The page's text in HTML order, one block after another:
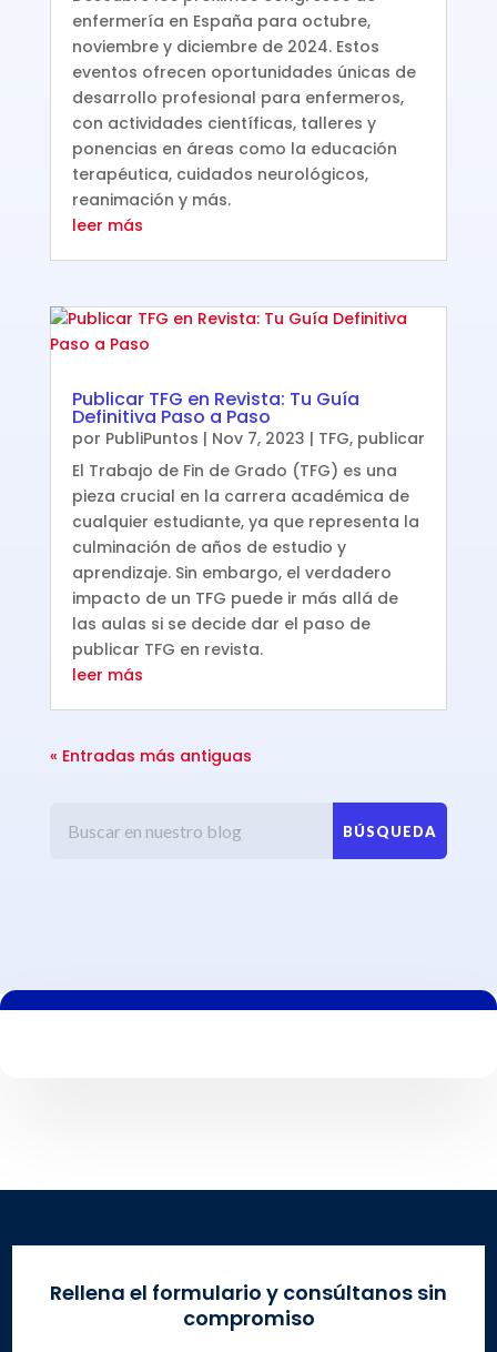
enfermería en España para octubre,
noviembre y diciembre de 2024. Estos
eventos ofrecen oportunidades únicas de
desarrollo profesional para enfermeros,
con actividades científicas, talleres y
ponencias en áreas como la educación
terapéutica, cuidados neurológicos,
reanimación y más.
leer más
Publicar TFG en Revista: Tu Guía
Definitiva Paso a Paso
por PubliPuntos | Nov 7, 2023 | TFG, publicar
El Trabajo de Fin de Grado (TFG) es una
pieza crucial en la carrera académica de
cualquier estudiante, ya que representa la
culminación de años de estudio y
aprendizaje. Sin embargo, el verdadero
impacto de un TFG puede ir más allá de
las aulas si se decide dar el paso de
publicar TFG en revista.
leer más
« Entradas más antiguas
Rellena el formulario y consúltanos sin
compromiso